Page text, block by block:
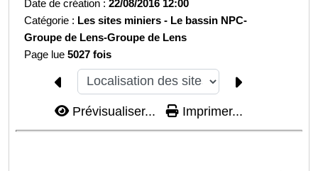
Date de création :22/08/2016 12:00
Catégorie : Les sites miniers - Le bassin NPC-
Groupe de Lens-Groupe de Lens
Page lue5027 fois
Prévisualiser... Imprimer...